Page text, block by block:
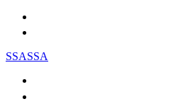
SSASSA